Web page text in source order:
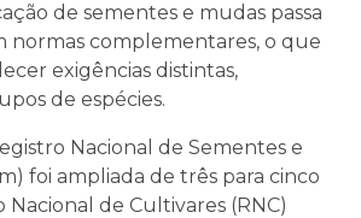
de sementes e mudas passa
normas complementares, o que
exigências distintas,
de espécies.
Nacional de Sementes e
foi ampliada de três para cinco
Nacional de Cultivares (RNC)